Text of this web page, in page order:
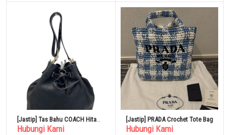
[Jastip] Tas Bahu COACH Hitam
CN683
Hubungi Kami
[Jastip] PRADA Crochet Tote Bag
Hubungi Kami